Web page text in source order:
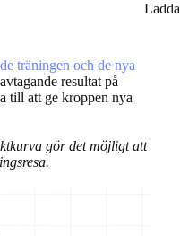
träningen och de nya
resultat på
till att ge kroppen nya
gör det möjligt att